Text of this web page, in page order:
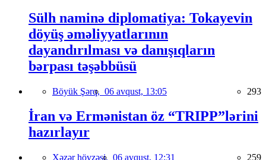
Sülh naminə diplomatiya: Tokayevin
döyüş əməliyyatlarının
dayandırılması və danışıqların
bərpası təşəbbüsü
Böyük Şərq, 06 avqust, 13:05 293
İran və Ermənistan öz “TRIPP”lərini
hazırlayır
Xəzər hövzəsi, 06 avqust, 12:31 259